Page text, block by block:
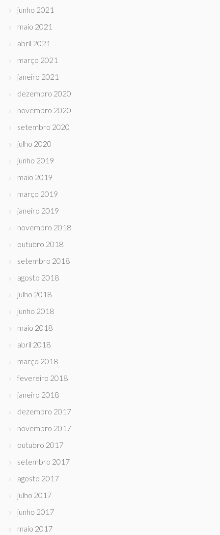
junho 2021
maio 2021
abril 2021
março 2021
janeiro 2021
dezembro 2020
novembro 2020
setembro 2020
julho 2020
junho 2019
maio 2019
março 2019
janeiro 2019
novembro 2018
outubro 2018
setembro 2018
agosto 2018
julho 2018
junho 2018
maio 2018
abril 2018
março 2018
fevereiro 2018
janeiro 2018
dezembro 2017
novembro 2017
outubro 2017
setembro 2017
agosto 2017
julho 2017
junho 2017
maio 2017